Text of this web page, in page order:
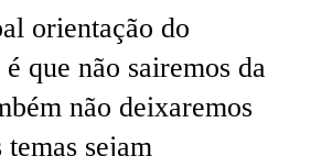
orientação do
que não sairemos da
não deixaremos
temas sejam